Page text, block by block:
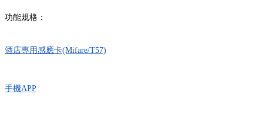
功能規格：
酒店專用感應卡(Mifare/T57)
手機APP